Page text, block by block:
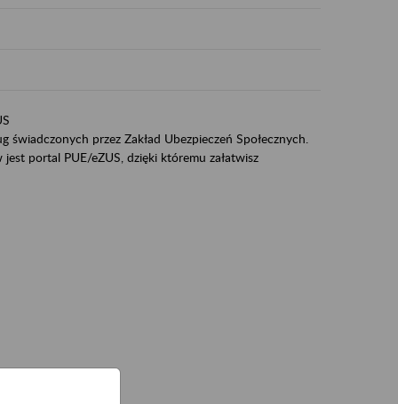
przez Zakład Ubezpieczeń Społecznych.
portal PUE/eZUS, dzięki któremu załatwisz